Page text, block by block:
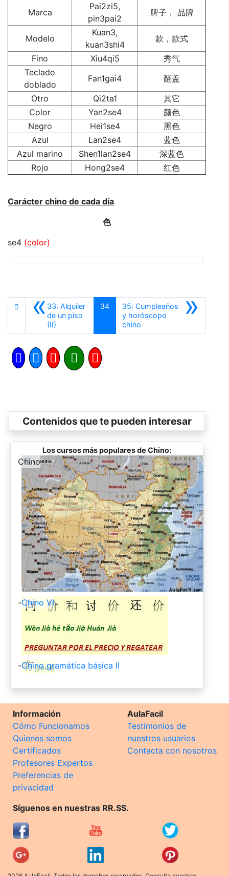
Marca
Pai2zi5,
pin3pai2
牌子， 品牌
Modelo
Kuan3,
kuan3shi4
款，款式
Fino
Xiu4qi5
秀气
Teclado
doblado
Fan1gai4
翻盖
Otro
Qi2ta1
其它
Color
Yan2se4
颜色
Negro
Hei1se4
黑色
Azul
Lan2se4
蓝色
Azul marino
Shen1lan2se4
深蓝色
Rojo
Hong2se4 红色
Carácter chino de cada día
色
se4 (color)
«33: Alquiler
de un piso
(II)
34 »
35: Cumpleaños
y horóscopo
chinoSiguiente
Contenidos que te pueden interesar
Los cursos más populares de Chino:
-
Chino
-Chino VI
-Chino gramática básica II
Información
Cómo Funcionamos
Quienes somos
Certificados
Profesores Expertos
Preferencias de
privacidad
AulaFacil
Testimonios de
nuestros usuarios
Contacta con nosotros
Síguenos en nuestras RR.SS.